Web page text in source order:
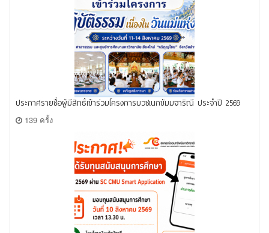
ประกาศรายชื่อผู้มีสิทธิ์เข้าร่วมโครงการบวชเนกขัมมจาริณี ประจำปี 2569
139 ครั้ง